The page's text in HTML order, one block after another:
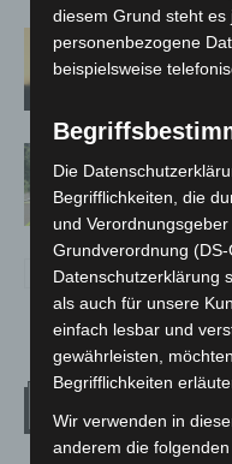
diesem Grund steht es
personenbezogene
beispielsweise
Die
Begrifflichkeiten, die
und
Grundverordnung
Datenschutzerklärung
als auch für unsere
einfach lesbar und
gewährleisten,
Begrifflichkeiten
Wir verwenden in
anderem die